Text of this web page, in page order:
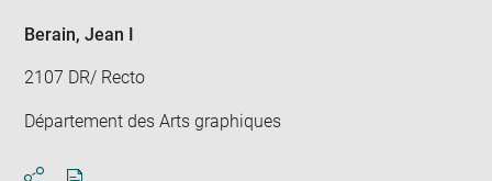
Berain, Jean I
2107 DR/ Recto
Département des Arts graphiques